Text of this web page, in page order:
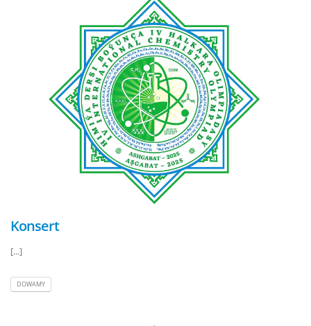
Konsert
[...]
DOWAMY